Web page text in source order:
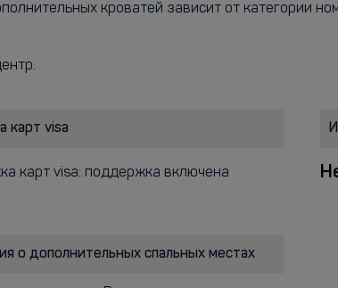
кроватей зависит от категории
карт visa
карт visa: поддержка включена
о дополнительных спальных местах